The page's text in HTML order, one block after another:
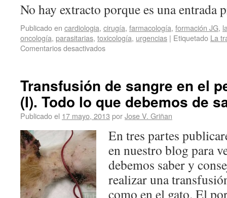
No hay extracto porque es una entrada
Publicado en cardiologia, cirugía, farmacología, formación JG,
oncología, parasitarias, toxicología, urgencias | Etiquetado La
Comentarios desactivados
Transfusión de sangre en el
(I). Todo lo que debemos de
Publicado el 17 mayo, 2013 porJose V. Griñan
En tres partes
en nuestro blog para
debemos saber y
realizar una
como en el gato. El